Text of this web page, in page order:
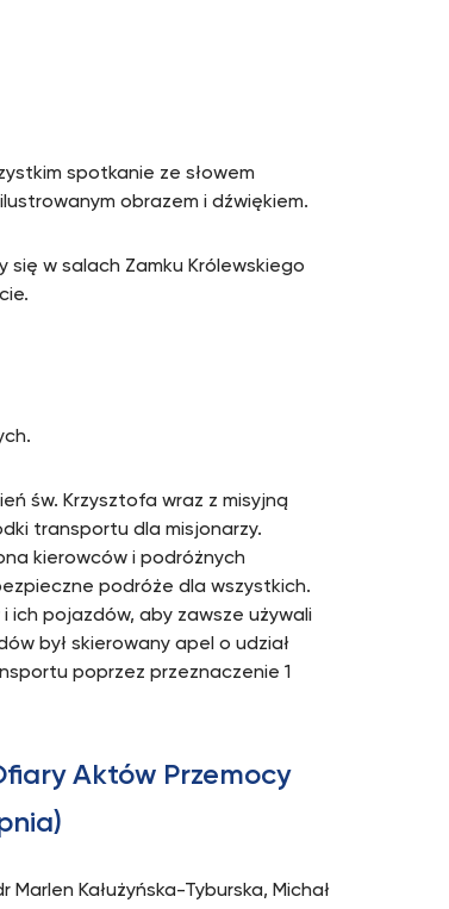
spotkanie ze słowem
obrazem i dźwiękiem.
w salach Zamku Królewskiego
św. Krzysztofa wraz z misyjną
transportu dla misjonarzy.
kierowców i podróżnych
podróże dla wszystkich.
ich pojazdów, aby zawsze używali
był skierowany apel o udział
poprzez przeznaczenie 1
Aktów Przemocy
Kałużyńska-Tyburska, Michał